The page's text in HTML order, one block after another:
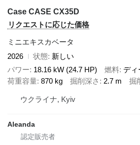
Case CASE CX35D
リクエストに応じた価格
ミニエキスカベータ
2026
状態 新しい
パワー 18.16 kW (24.7 HP) 燃料 ディ
荷重容量 870 kg 掘削深さ 2.7 m 掘
ウクライナ, Kyiv
Aleanda